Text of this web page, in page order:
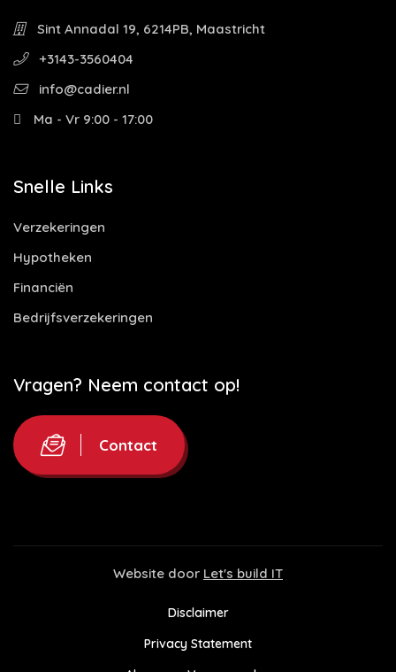
Sint Annadal 19, 6214PB, Maastricht
+3143-3560404
info@cadier.nl
Ma - Vr 9:00 - 17:00
Snelle Links
Verzekeringen
Hypotheken
Financiën
Bedrijfsverzekeringen
Vragen? Neem contact op!
Contact
Website door Let's build IT
Disclaimer
Privacy Statement